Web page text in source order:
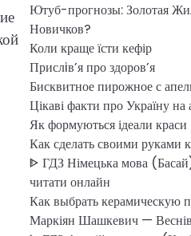
Ютуб-прогнозы: Золотая
Новичков?
Коли краще їсти кефір
Прислiв’я про здоров’я
Бисквитное пирожное с
Цікаві факти про Україну на
Як формуються ідеали краси
Как сделать своими руками
ᐈ ГДЗ Німецька мова (Басай)
читати онлайн
Как выбрать керамическую
Маркіян Шашкевич —